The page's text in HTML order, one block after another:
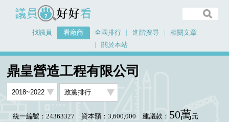
議員好好看
找議員 看廠商 全國排行 進階搜尋
相關文章
關於本站
鼎皇營造工程有限公司
統一編號：24363327 資本額：3,600,000 建議款： 50萬元